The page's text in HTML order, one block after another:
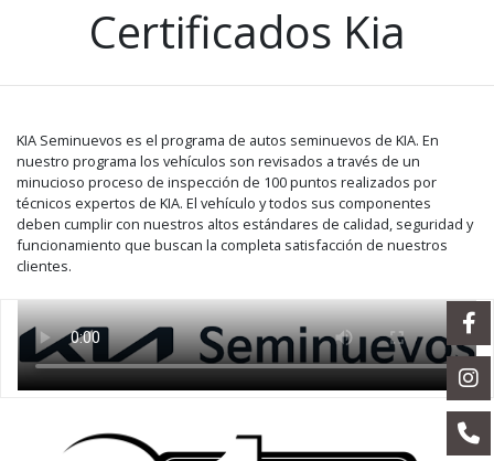
Certificados Kia
KIA Seminuevos es el programa de autos seminuevos de KIA. En
nuestro programa los vehículos son revisados a través de un
minucioso proceso de inspección de 100 puntos realizados por
técnicos expertos de KIA. El vehículo y todos sus componentes
deben cumplir con nuestros altos estándares de calidad, seguridad y
funcionamiento que buscan la completa satisfacción de nuestros
clientes.